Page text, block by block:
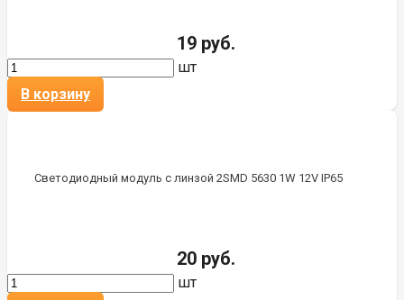
19 руб.
шт
В корзину
Светодиодный модуль с линзой 2SMD 5630 1W 12V IP65
20 руб.
шт